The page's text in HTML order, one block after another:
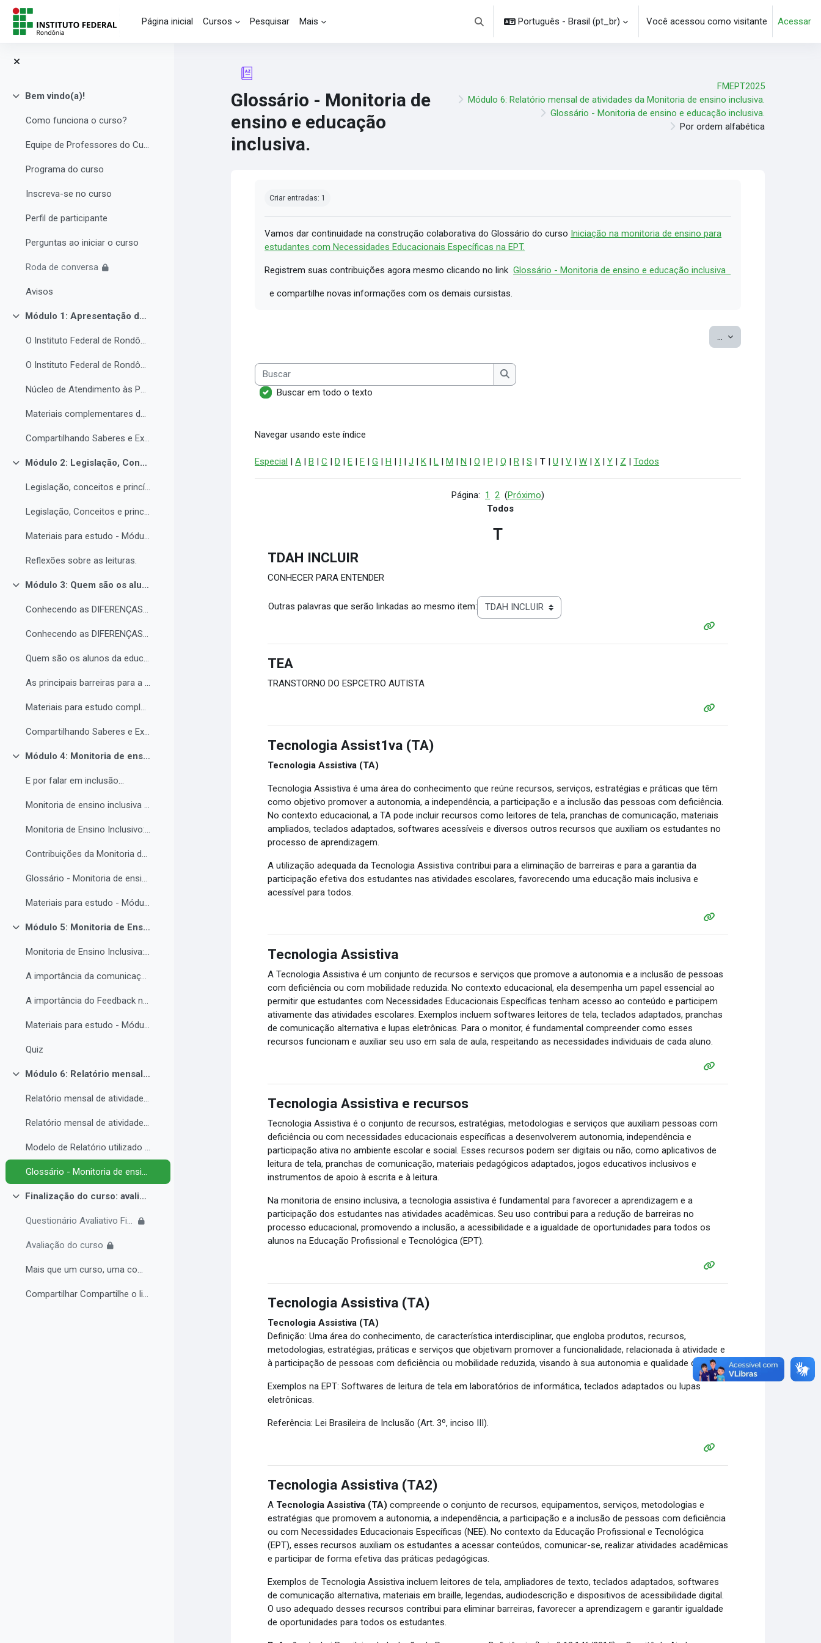
Ir para o conteúdo principal
Página inicial
Cursos Pesquisar Mais
Alternar entrada de pesquisa
Português - Brasil ‎(pt_br)‎ Você acessou como visitante Acessar
Contrair
Bem vindo(a)!
Como funciona o curso?
Equipe de Professores do Curso
Programa do curso
Inscreva-se no curso
Perfil de participante
Perguntas ao iniciar o curso
Roda de conversa
Avisos
Contrair
Módulo 1: Apresentação da Instituição e do NAPNE.
O Instituto Federal de Rondônia - IFRO
O Instituto Federal de Rondônia - IFRO
Núcleo de Atendimento às Pessoas com Necessidades Educacionais Específicas (NAPNE)
Materiais complementares do Módulo 1
Compartilhando Saberes e Experiências.
Contrair
Módulo 2: Legislação, Conceitos e princípios da educação inclusiva.
Legislação, conceitos e princípios da educação inclusiva.
Legislação, Conceitos e princípios da educação inclusiva (parte 2)
Materiais para estudo - Módulo 2.
Reflexões sobre as leituras.
Contrair
Módulo 3: Quem são os alunos da educação inclusiva.
Conhecendo as DIFERENÇAS para promover a IGUALDADE com EQUIDADE.
Conhecendo as DIFERENÇAS para promover a IGUALDADE com EQUIDADE.
Quem são os alunos da educação inclusiva.
As principais barreiras para a inclusão.
Materiais para estudo complementar - Módulo 3.
Compartilhando Saberes e Experiências. 2
Contrair
Módulo 4: Monitoria de ensino inclusiva no processo formativo de estudantes com Necessidades Educacionais Específicas - NEE no contexto da Educação Profissional e Tecnológica.
E por falar em inclusão...
Monitoria de ensino inclusiva junto a estudante com Necessidades Educacionais Específicas - NEE no contexto da Educação Profissional e Tecnológica.
Monitoria de Ensino Inclusivo: Conceitos e Objetivos.
Contribuições da Monitoria de ensino inclusiva para o estudante com Necessidades Educacionais Específicas.
Glossário - Monitoria de ensino e educação inclusiva.
Materiais para estudo - Módulo 4.
Contrair
Módulo 5: Monitoria de Ensino Inclusiva, comunicação e feedback.
Monitoria de Ensino Inclusiva: comunicação e feedback.
A importância da comunicação entre o(a) monitor(a) e o estudantes PNE.
A importância do Feedback na monitoria de ensino inclusiva.
Materiais para estudo - Módulo 5.
Quiz
Contrair
Módulo 6: Relatório mensal de atividades da Monitoria de ensino inclusiva.
Relatório mensal de atividades da Monitoria de ensino inclusiva.
Relatório mensal de atividades da Monitoria de ensino inclusiva.
Modelo de Relatório utilizado no IFRO pelos monitores de ensino inclusivo.
Glossário - Monitoria de ensino e educação inclusiva.
Contrair
Finalização do curso: avaliações e certificado.
Questionário Avaliativo Final
Avaliação do curso
Mais que um curso, uma comunidade de aprendizagem!...
Compartilhar Compartilhe o link do curso em suas re...
Glossário - Monitoria de
ensino e educação
inclusiva.
FMEPT2025
Módulo 6: Relatório mensal de atividades da Monitoria de ensino inclusiva.
Glossário - Monitoria de ensino e educação inclusiva.
Por ordem alfabética
Criar entradas: 1
Vamos dar continuidade na construção colaborativa do Glossário do curso Iniciação na monitoria de ensino para
estudantes com Necessidades Educacionais Específicas na EPT.
Registrem suas contribuições agora mesmo clicando no linkGlossário - Monitoria de ensino e educação inclusiva
e compartilhe novas informações com os demais cursistas.
... Exportar itens
Buscar
Buscar
Buscar em todo o texto
Navegar usando este índice
Especial |A |B |C |D |E |F |G |H | I |J |K |L |M |N |O |P |Q |R |S | T |U |V |W |X |Y | Z |Todos
Página: 1 2(Próximo)
Todos
T
TDAH INCLUIR
CONHECER PARA ENTENDER
Outras palavras que serão linkadas ao mesmo item:
TEA
TRANSTORNO DO ESPCETRO AUTISTA
Tecnologia Assist1va (TA)
Tecnologia Assistiva (TA)
Tecnologia Assistiva é uma área do conhecimento que reúne recursos, serviços, estratégias e práticas que têm
como objetivo promover a autonomia, a independência, a participação e a inclusão das pessoas com deficiência.
No contexto educacional, a TA pode incluir recursos como leitores de tela, pranchas de comunicação, materiais
ampliados, teclados adaptados, softwares acessíveis e diversos outros recursos que auxiliam os estudantes no
processo de aprendizagem.
A utilização adequada da Tecnologia Assistiva contribui para a eliminação de barreiras e para a garantia da
participação efetiva dos estudantes nas atividades escolares, favorecendo uma educação mais inclusiva e
acessível para todos.
Tecnologia Assistiva
A Tecnologia Assistiva é um conjunto de recursos e serviços que promove a autonomia e a inclusão de pessoas
com deficiência ou com mobilidade reduzida. No contexto educacional, ela desempenha um papel essencial ao
permitir que estudantes com Necessidades Educacionais Específicas tenham acesso ao conteúdo e participem
ativamente das atividades escolares. Exemplos incluem softwares leitores de tela, teclados adaptados, pranchas
de comunicação alternativa e lupas eletrônicas. Para o monitor, é fundamental compreender como esses
recursos funcionam e auxiliar seu uso em sala de aula, respeitando as necessidades individuais de cada aluno.
Tecnologia Assistiva e recursos
Tecnologia Assistiva é o conjunto de recursos, estratégias, metodologias e serviços que auxiliam pessoas com
deficiência ou com necessidades educacionais específicas a desenvolverem autonomia, independência e
participação ativa no ambiente escolar e social. Esses recursos podem ser digitais ou não, como aplicativos de
leitura de tela, pranchas de comunicação, materiais pedagógicos adaptados, jogos educativos inclusivos e
instrumentos de apoio à escrita e à leitura.
Na monitoria de ensino inclusiva, a tecnologia assistiva é fundamental para favorecer a aprendizagem e a
participação dos estudantes nas atividades acadêmicas. Seu uso contribui para a redução de barreiras no
processo educacional, promovendo a inclusão, a acessibilidade e a igualdade de oportunidades para todos os
alunos na Educação Profissional e Tecnológica (EPT).
Tecnologia Assistiva (TA)
Tecnologia Assistiva (TA)
Definição: Uma área do conhecimento, de característica interdisciplinar, que engloba produtos, recursos,
metodologias, estratégias, práticas e serviços que objetivam promover a funcionalidade, relacionada à atividade e
à participação de pessoas com deficiência ou mobilidade reduzida, visando à sua autonomia e qualidade de vida.
Exemplos na EPT: Softwares de leitura de tela em laboratórios de informática, teclados adaptados ou lupas
eletrônicas.
Referência: Lei Brasileira de Inclusão (Art. 3º, inciso III).
Tecnologia Assistiva (TA2)
A Tecnologia Assistiva (TA) compreende o conjunto de recursos, equipamentos, serviços, metodologias e
estratégias que promovem a autonomia, a independência, a participação e a inclusão de pessoas com deficiência
ou com Necessidades Educacionais Específicas (NEE). No contexto da Educação Profissional e Tecnológica
(EPT), esses recursos auxiliam os estudantes a acessar conteúdos, comunicar-se, realizar atividades acadêmicas
e participar de forma efetiva das práticas pedagógicas.
Exemplos de Tecnologia Assistiva incluem leitores de tela, ampliadores de texto, teclados adaptados, softwares
de comunicação alternativa, materiais em braille, legendas, audiodescrição e dispositivos de acessibilidade digital.
O uso adequado desses recursos contribui para eliminar barreiras, favorecer a aprendizagem e garantir igualdade
de oportunidades para todos os estudantes.